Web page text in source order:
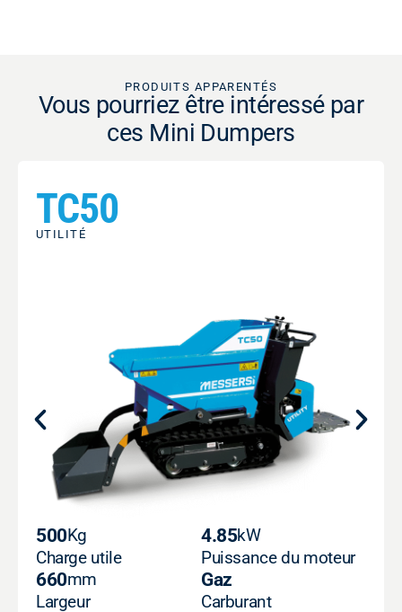
PRODUITS APPARENTÉS
Vous pourriez être intéressé par
ces Mini Dumpers
TC50
UTILITÉ
500Kg
Charge utile
4.85kW
Puissance du moteur
660mm
Largeur
Gaz
Carburant